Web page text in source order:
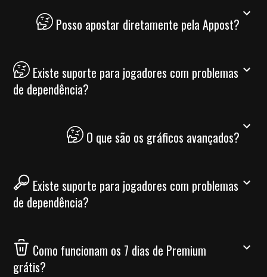
Posso apostar diretamente pela Appost?
Existe suporte para jogadores com problemas
de dependência?
O que são os gráficos avançados?
Existe suporte para jogadores com problemas
de dependência?
Como funcionam os 7 dias de Premium
grátis?